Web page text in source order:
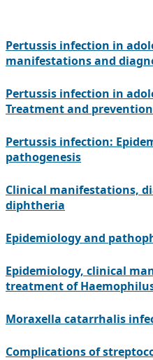
Pertussis infection in
manifestations and
Pertussis infection in
Treatment and prevention
Pertussis infection:
pathogenesis
Clinical manifestations,
diphtheria
Epidemiology and
Epidemiology, clinical
treatment of
Moraxella catarrhalis
Complications of